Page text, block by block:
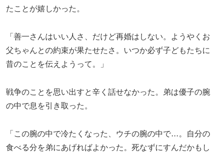
たことが嬉しかった。
「善一さんはいい人さ、だけど再婚はしない。ようやくお
父ちゃんとの約束が果たせたさ。いつか必ず子どもたちに
昔のことを伝えようって。」
戦争のことを思い出すと辛く話せなかった。弟は優子の腕
の中で息を引き取った。
「この腕の中で冷たくなった、ウチの腕の中で…。自分の
食べる分を弟にあげればよかった。死なずにすんだかもし